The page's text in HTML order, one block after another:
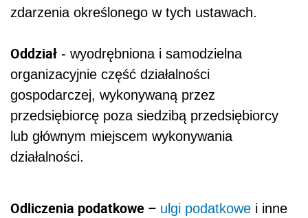
zdarzenia określonego w tych ustawach.
Oddział - wyodrębniona i samodzielna
organizacyjnie część działalności
gospodarczej, wykonywaną przez
przedsiębiorcę poza siedzibą przedsiębiorcy
lub głównym miejscem wykonywania
działalności.
Odliczenia podatkowe – ulgi podatkowe i inne